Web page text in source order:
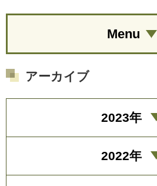
Menu
アーカイブ
2023年
2022年